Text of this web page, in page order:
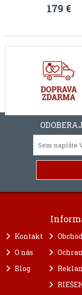
179 €
Kontakt
O nás
Blog